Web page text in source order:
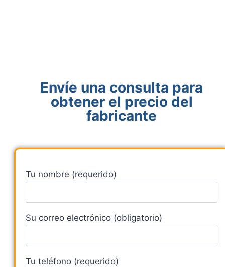
Envíe una consulta para
obtener el precio del
fabricante
Tu nombre (requerido)
Su correo electrónico (obligatorio)
Tu teléfono (requerido)